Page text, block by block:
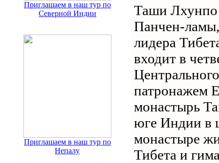
Приглашаем в наш тур по
Северной Индии
Приглашаем в наш тур по
Непалу
Таши Лхунпо
Панчен-ламы,
лидера
входит в
патронажем
монастырь
юге Индии в
монастыре
Тибета и